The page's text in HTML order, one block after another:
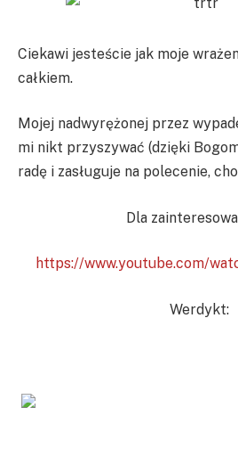
Ciekawi jesteście jak moje
całkiem.
Mojej nadwyrężonej przez
mi nikt przyszywać (dzięki
radę i zasługuje na polecenie,
Dla
https://www.youtube.com/
Werdykt: